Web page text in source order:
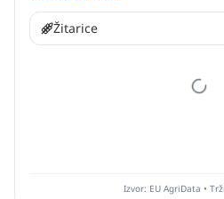
Žitarice
Izvor: EU AgriData •